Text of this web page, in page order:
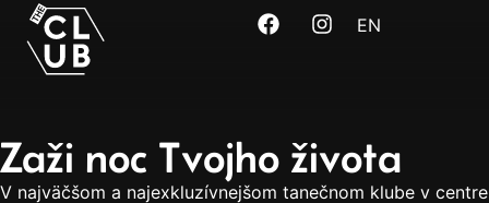
EN
Zaži noc Tvojho života
V najväčšom a najexkluzívnejšom tanečnom klube v centre